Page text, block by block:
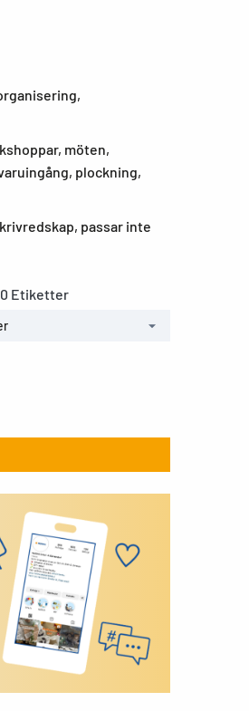
möten,
plockning,
passar inte
Etiketter